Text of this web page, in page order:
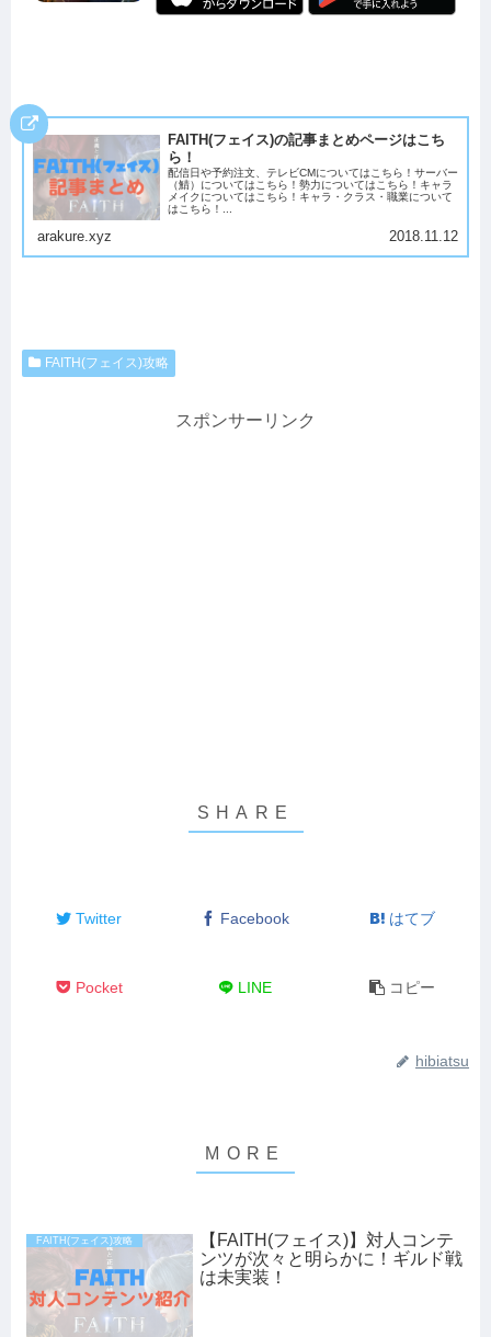
FAITH(フェイス)の記事まとめページはこち
ら！
配信日や予約注文、テレビCMについてはこちら！サーバー
（鯖）についてはこちら！勢力についてはこちら！キャラ
メイクについてはこちら！キャラ・クラス・職業について
はこちら！...
arakure.xyz 2018.11.12
FAITH(フェイス)攻略
スポンサーリンク
Twitter Facebook はてブ
Pocket LINE コピー
hibiatsu
FAITH(フェイス)攻略
【FAITH(フェイス)】対人コンテ
ンツが次々と明らかに！ギルド戦
は未実装！